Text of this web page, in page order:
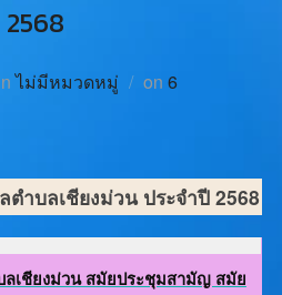
ไม่มีหมวดหมู่ on 6
ตำบลเชียงม่วน ประจำปี 2568
ลเชียงม่วน สมัยประชุมสามัญ สมัย